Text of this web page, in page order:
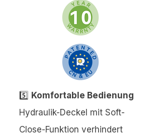
5️⃣ Komfortable Bedienung
Hydraulik-Deckel mit Soft-
Close-Funktion verhindert